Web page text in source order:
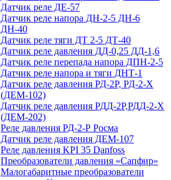
Датчик реле ДЕ-57
Датчик реле напора ДН-2-5 ДН-6
ДН-40
Датчик реле тяги ДТ 2-5 ДТ-40
Датчик реле давления ДД-0,25 ДД-1,6
Датчик реле перепада напора ДПН-2-5
Датчик реле напора и тяги ДНТ-1
Датчик реле давления РД-2Р, РД-2-Х
(ДЕМ-102)
Датчик реле давления РДД-2Р,РДД-2-Х
(ДЕМ-202)
Реле давления РД-2-Р Росма
Датчик реле давления ДЕМ-107
Реле давления KPI 35 Danfoss
Преобразователи давления «Сапфир»
Малогабаритные преобразователи